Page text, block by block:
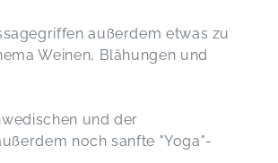
außerdem etwas zu
Weinen, Blähungen und
und der
noch sanfte "Yoga"-